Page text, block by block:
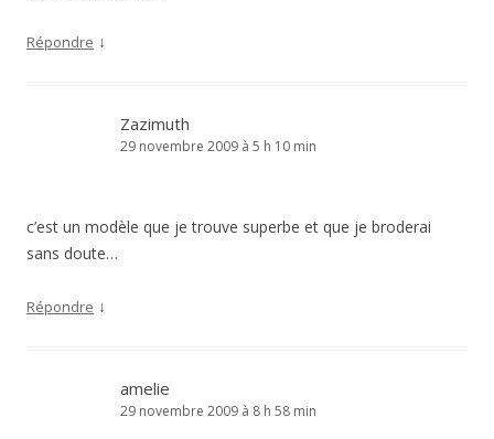
Répondre ↓
Zazimuth
29 novembre 2009 à 5 h 10 min
c’est un modèle que je trouve superbe et que je broderai
sans doute…
Répondre ↓
amelie
29 novembre 2009 à 8 h 58 min